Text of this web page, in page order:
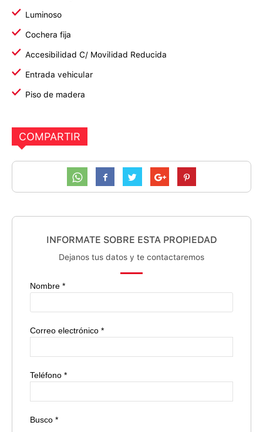
Luminoso
Cochera fija
Accesibilidad C/ Movilidad Reducida
Entrada vehicular
Piso de madera
COMPARTIR
INFORMATE SOBRE ESTA PROPIEDAD
Dejanos tus datos y te contactaremos
Nombre *
Correo electrónico *
Teléfono *
Busco *